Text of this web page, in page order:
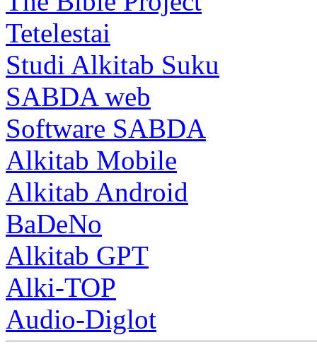
Tetelestai
Studi Alkitab Suku
SABDA web
Software SABDA
Alkitab Mobile
Alkitab Android
BaDeNo
Alkitab GPT
Alki-TOP
Audio-Diglot